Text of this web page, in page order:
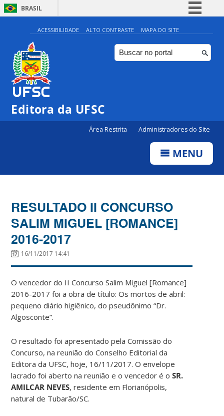
BRASIL
Simplifique!
Comunica BR
Participe
ACESSIBILIDADE ALTO CONTRASTE MAPA DO SITE
Editora da UFSC
Área Restrita Administradores do Site
MENU
RESULTADO II CONCURSO
SALIM MIGUEL [ROMANCE]
2016-2017
16/11/2017 14:41
O vencedor do II Concurso Salim Miguel [Romance]
2016-2017 foi a obra de título: Os mortos de abril:
pequeno diário higiênico, do pseudônimo “Dr.
Algosconte”.
O resultado foi apresentado pela Comissão do
Concurso, na reunião do Conselho Editorial da
Editora da UFSC, hoje, 16/11/2017. O envelope
lacrado foi aberto na reunião e o vencedor é oSR.
AMILCAR NEVES, residente em Florianópolis,
natural de Tubarão/SC.